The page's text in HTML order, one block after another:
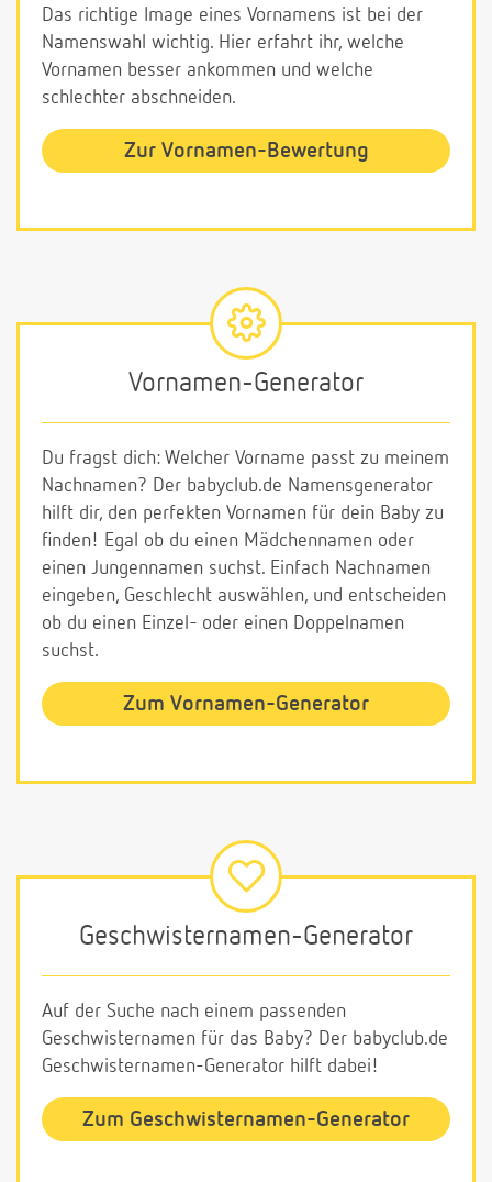
Das richtige Image eines Vornamens ist bei der
Namenswahl wichtig. Hier erfahrt ihr, welche
Vornamen besser ankommen und welche
schlechter abschneiden.
Zur Vornamen-Bewertung
Vornamen-Generator
Du fragst dich: Welcher Vorname passt zu meinem
Nachnamen? Der babyclub.de Namensgenerator
hilft dir, den perfekten Vornamen für dein Baby zu
finden! Egal ob du einen Mädchennamen oder
einen Jungennamen suchst. Einfach Nachnamen
eingeben, Geschlecht auswählen, und entscheiden
ob du einen Einzel- oder einen Doppelnamen
suchst.
Zum Vornamen-Generator
Geschwisternamen-Generator
Auf der Suche nach einem passenden
Geschwisternamen für das Baby? Der babyclub.de
Geschwisternamen-Generator hilft dabei!
Zum Geschwisternamen-Generator